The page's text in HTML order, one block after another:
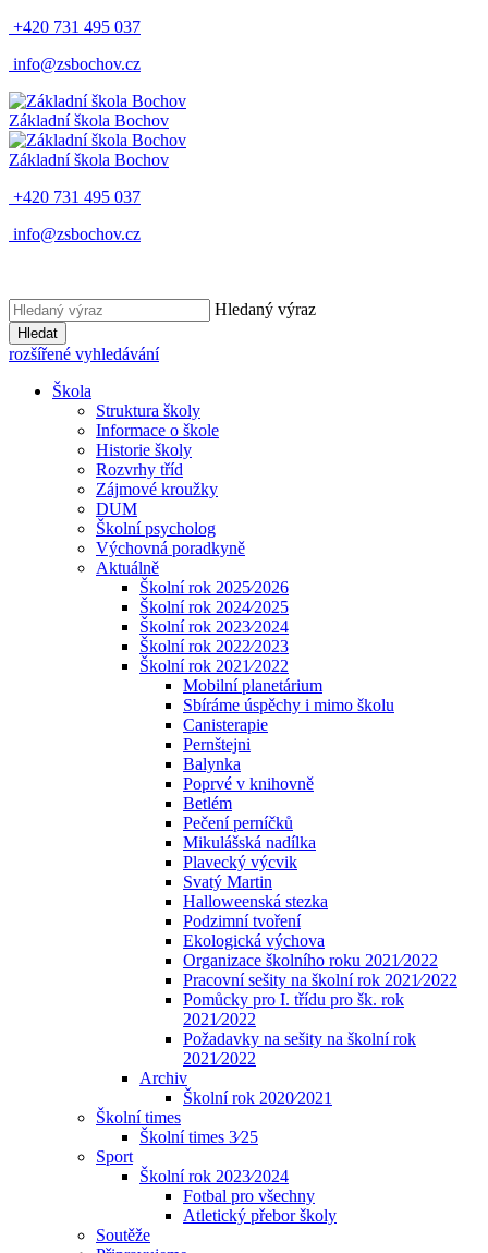
+420 731 495 037
info@zsbochov.cz
Základní škola Bochov
Základní škola Bochov
+420 731 495 037
info@zsbochov.cz
Hledaný výraz
Hledat
rozšířené vyhledávání
Škola
Struktura školy
Informace o škole
Historie školy
Rozvrhy tříd
Zájmové kroužky
DUM
Školní psycholog
Výchovná poradkyně
Aktuálně
Školní rok 2025⁄2026
Školní rok 2024⁄2025
Školní rok 2023⁄2024
Školní rok 2022⁄2023
Školní rok 2021⁄2022
Mobilní planetárium
Sbíráme úspěchy i mimo školu
Canisterapie
Pernštejni
Balynka
Poprvé v knihovně
Betlém
Pečení perníčků
Mikulášská nadílka
Plavecký výcvik
Svatý Martin
Halloweenská stezka
Podzimní tvoření
Ekologická výchova
Organizace školního roku 2021⁄2022
Pracovní sešity na školní rok 2021⁄2022
Pomůcky pro I. třídu pro šk. rok
2021⁄2022
Požadavky na sešity na školní rok
2021⁄2022
Archiv
Školní rok 2020⁄2021
Školní times
Školní times 3⁄25
Sport
Školní rok 2023⁄2024
Fotbal pro všechny
Atletický přebor školy
Soutěže